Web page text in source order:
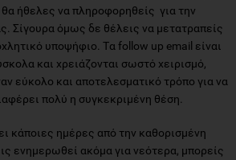
θα ήθελες να πληροφορηθείς για την
Σίγουρα όμως δε θέλεις να μετατραπείς
υποψήφιο. Tα follow up email είναι
και χρειάζονται σωστό χειρισμό,
εύκολο και αποτελεσματικό τρόπο για να
πολύ η συγκεκριμένη θέση.
κάποιες ημέρες από την καθορισμένη
ενημερωθεί ακόμα για νεότερα, μπορείς